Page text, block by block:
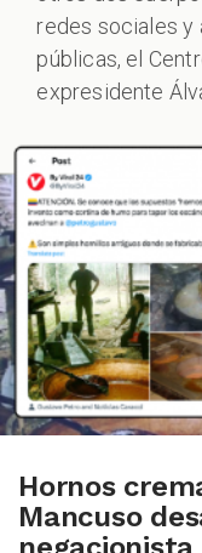
redes sociales y
públicas, el
expresidente
Hornos
Mancuso